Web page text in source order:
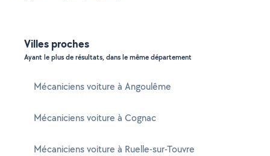
Villes proches
Ayant le plus de résultats, dans le même département
Mécaniciens voiture à Angoulême
Mécaniciens voiture à Cognac
Mécaniciens voiture à Ruelle-sur-Touvre